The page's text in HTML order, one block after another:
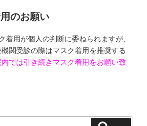
のお願い
着用が個人の判断に委ねられますが、
関受診の際はマスク着用を推奨する
内では引き続きマスク着用をお願い致